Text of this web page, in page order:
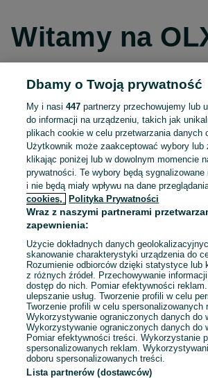
Witamy na
Kontynuuj przez
Kontynuuj przez
Kontynuuj przez
LUB
E-mail
Hasło
Dbamy o Twoją prywatność
My i nasi447 partnerzy przechowujemy lub
do informacji na urządzeniu, takich jak
plikach cookie w celu przetwarzania danych
Użytkownik może zaakceptować wybory lub
klikając poniżej lub w dowolnym momencie
prywatności. Te wybory będą sygnalizowane
i nie będą miały wpływu na dane
cookies,
Polityka Prywatności
Wraz z naszymi partnerami
zapewnienia:
Użycie dokładnych danych
skanowanie charakterystyki urządzenia do
Rozumienie odbiorców dzięki statystyce lub
z różnych źródeł. Przechowywanie
dostęp do nich. Pomiar efektywności
ulepszanie usług. Tworzenie profili w celu
Tworzenie profili w celu spersonalizowanych
Wykorzystywanie ograniczonych danych do
Wykorzystywanie ograniczonych danych do
Pomiar efektywności treści. Wykorzystanie
spersonalizowanych reklam.
doboru spersonalizowanych treści.
Lista partnerów (dostawców)